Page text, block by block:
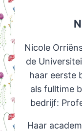
Nicole
de
haar eerste
als fulltime
bedrijf:
Haar